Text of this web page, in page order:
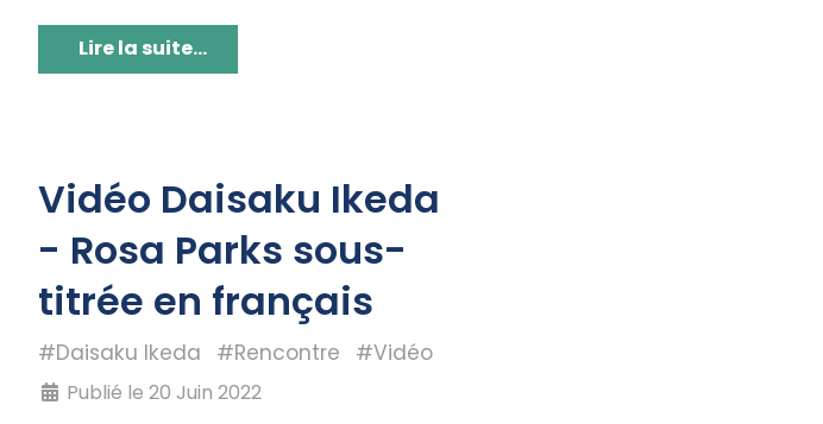
Lire la suite...
Vidéo Daisaku Ikeda
- Rosa Parks sous-
titrée en français
#Daisaku Ikeda #Rencontre #Vidéo
Publié le 20 Juin 2022